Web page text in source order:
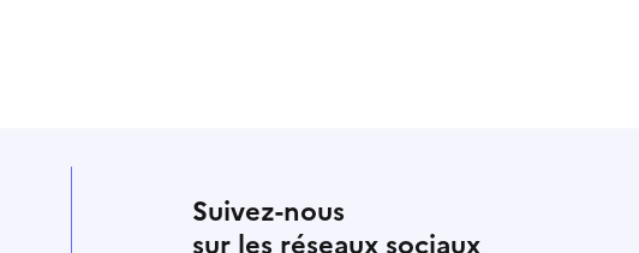
Suivez-nous
sur les réseaux sociaux